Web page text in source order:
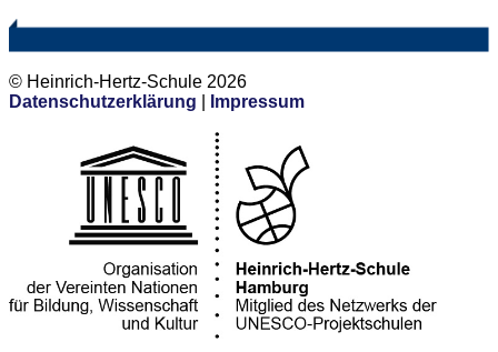
© Heinrich-Hertz-Schule 2026
Datenschutzerklärung
Impressum